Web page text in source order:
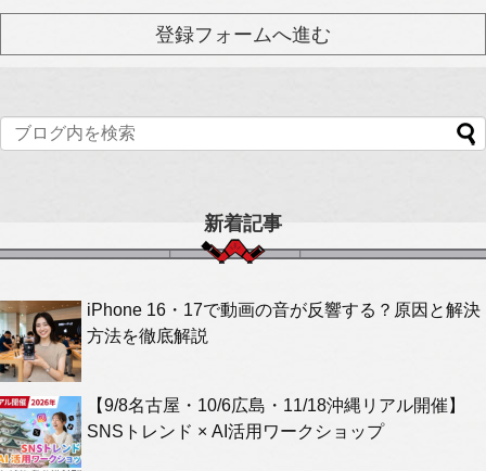
新着記事
iPhone 16・17で動画の音が反響する？原因と解決
方法を徹底解説
【9/8名古屋・10/6広島・11/18沖縄リアル開催】
SNSトレンド × AI活用ワークショップ